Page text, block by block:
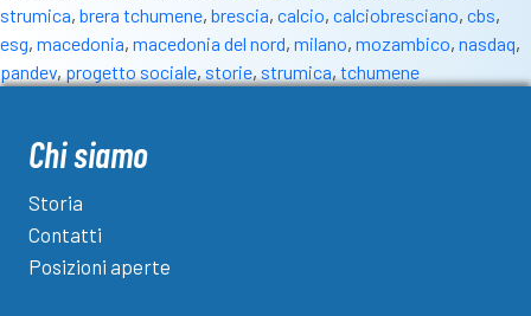
strumica, brera tchumene, brescia, calcio, calciobresciano, cbs,
esg, macedonia, macedonia del nord, milano, mozambico, nasdaq,
pandev, progetto sociale, storie, strumica, tchumene
Chi siamo
Storia
Contatti
Posizioni aperte